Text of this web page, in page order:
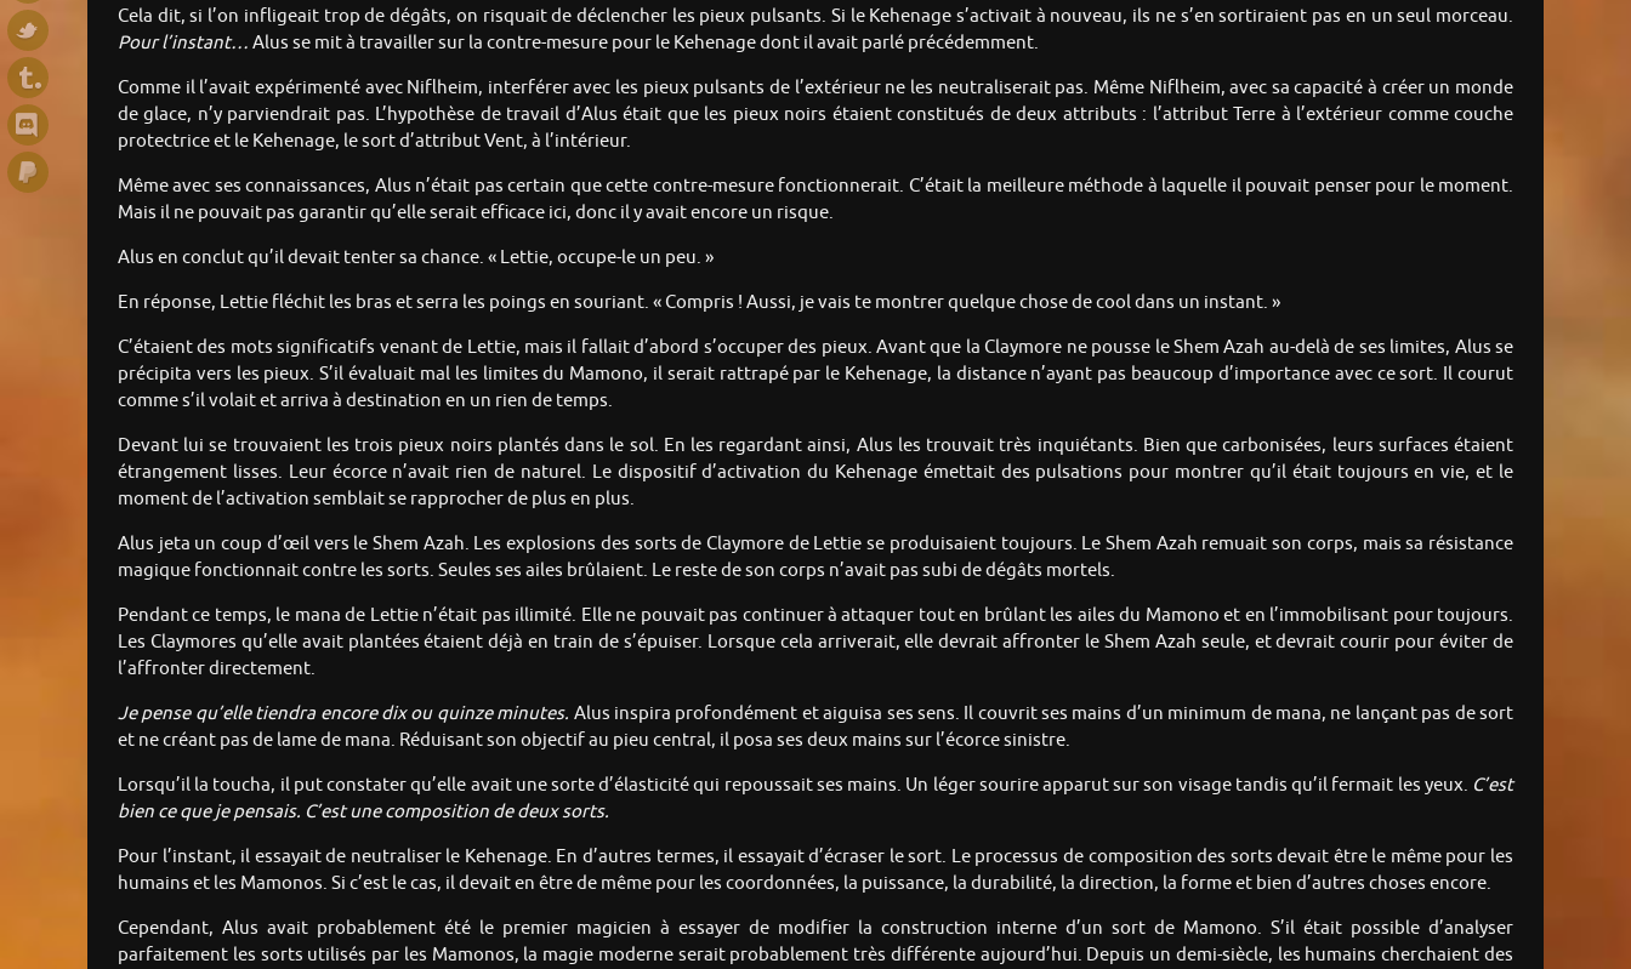
Cela dit, si l’on infligeait trop de dégâts, on risquait de déclencher les pieux pulsants. Si le Kehenage s’activait à nouveau, ils ne s’en sortiraient pas en un seul morceau.
Pour l’instant… Alus se mit à travailler sur la contre-mesure pour le Kehenage dont il avait parlé précédemment.
Comme il l’avait expérimenté avec Niflheim, interférer avec les pieux pulsants de l’extérieur ne les neutraliserait pas. Même Niflheim, avec sa capacité à créer un monde
de glace, n’y parviendrait pas. L’hypothèse de travail d’Alus était que les pieux noirs étaient constitués de deux attributs : l’attribut Terre à l’extérieur comme couche
protectrice et le Kehenage, le sort d’attribut Vent, à l’intérieur.
Même avec ses connaissances, Alus n’était pas certain que cette contre-mesure fonctionnerait. C’était la meilleure méthode à laquelle il pouvait penser pour le moment.
Mais il ne pouvait pas garantir qu’elle serait efficace ici, donc il y avait encore un risque.
Alus en conclut qu’il devait tenter sa chance. « Lettie, occupe-le un peu. »
En réponse, Lettie fléchit les bras et serra les poings en souriant. « Compris ! Aussi, je vais te montrer quelque chose de cool dans un instant. »
C’étaient des mots significatifs venant de Lettie, mais il fallait d’abord s’occuper des pieux. Avant que la Claymore ne pousse le Shem Azah au-delà de ses limites, Alus se
précipita vers les pieux. S’il évaluait mal les limites du Mamono, il serait rattrapé par le Kehenage, la distance n’ayant pas beaucoup d’importance avec ce sort. Il courut
comme s’il volait et arriva à destination en un rien de temps.
Devant lui se trouvaient les trois pieux noirs plantés dans le sol. En les regardant ainsi, Alus les trouvait très inquiétants. Bien que carbonisées, leurs surfaces étaient
étrangement lisses. Leur écorce n’avait rien de naturel. Le dispositif d’activation du Kehenage émettait des pulsations pour montrer qu’il était toujours en vie, et le
moment de l’activation semblait se rapprocher de plus en plus.
Alus jeta un coup d’œil vers le Shem Azah. Les explosions des sorts de Claymore de Lettie se produisaient toujours. Le Shem Azah remuait son corps, mais sa résistance
magique fonctionnait contre les sorts. Seules ses ailes brûlaient. Le reste de son corps n’avait pas subi de dégâts mortels.
Pendant ce temps, le mana de Lettie n’était pas illimité. Elle ne pouvait pas continuer à attaquer tout en brûlant les ailes du Mamono et en l’immobilisant pour toujours.
Les Claymores qu’elle avait plantées étaient déjà en train de s’épuiser. Lorsque cela arriverait, elle devrait affronter le Shem Azah seule, et devrait courir pour éviter de
l’affronter directement.
Je pense qu’elle tiendra encore dix ou quinze minutes. Alus inspira profondément et aiguisa ses sens. Il couvrit ses mains d’un minimum de mana, ne lançant pas de sort
et ne créant pas de lame de mana. Réduisant son objectif au pieu central, il posa ses deux mains sur l’écorce sinistre.
Lorsqu’il la toucha, il put constater qu’elle avait une sorte d’élasticité qui repoussait ses mains. Un léger sourire apparut sur son visage tandis qu’il fermait les yeux. C’est
bien ce que je pensais. C’est une composition de deux sorts.
Pour l’instant, il essayait de neutraliser le Kehenage. En d’autres termes, il essayait d’écraser le sort. Le processus de composition des sorts devait être le même pour les
humains et les Mamonos. Si c’est le cas, il devait en être de même pour les coordonnées, la puissance, la durabilité, la direction, la forme et bien d’autres choses encore.
Cependant, Alus avait probablement été le premier magicien à essayer de modifier la construction interne d’un sort de Mamono. S’il était possible d’analyser
parfaitement les sorts utilisés par les Mamonos, la magie moderne serait probablement très différente aujourd’hui. Depuis un demi-siècle, les humains cherchaient des